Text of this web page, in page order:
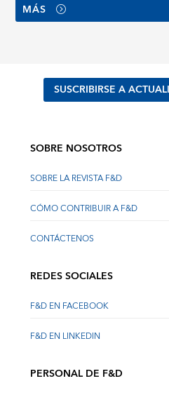
MÁS
SUSCRIBIRSE A
SOBRE NOSOTROS
SOBRE LA REVISTA F&D
CÓMO CONTRIBUIR A F&D
CONTÁCTENOS
REDES SOCIALES
F&D EN FACEBOOK
F&D EN LINKEDIN
PERSONAL DE F&D